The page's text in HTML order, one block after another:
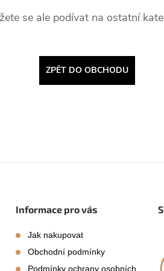
se ale podívat na ostatní
ZPĚT DO OBCHODU
Informace pro vás
Jak nakupovat
Obchodní podmínky
Podmínky ochrany osobních